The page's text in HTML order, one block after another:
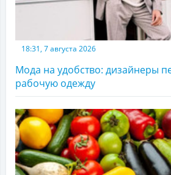
18:31, 7 августа 2026
Мода на удобство: дизайнеры
рабочую одежду